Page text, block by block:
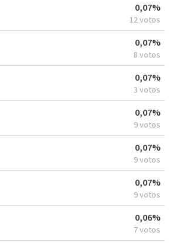
0,07%
12 votos
0,07%
8 votos
0,07%
3 votos
0,07%
9 votos
0,07%
9 votos
0,07%
9 votos
0,06%
7 votos